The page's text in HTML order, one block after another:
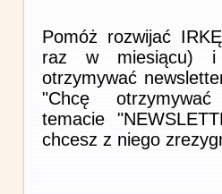
Pomóż rozwijać
raz w miesiącu) i
otrzymywać
"Chcę
temacie
chcesz z niego